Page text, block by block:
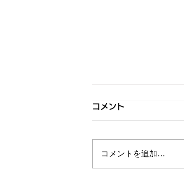
コメント
コメントを追加…